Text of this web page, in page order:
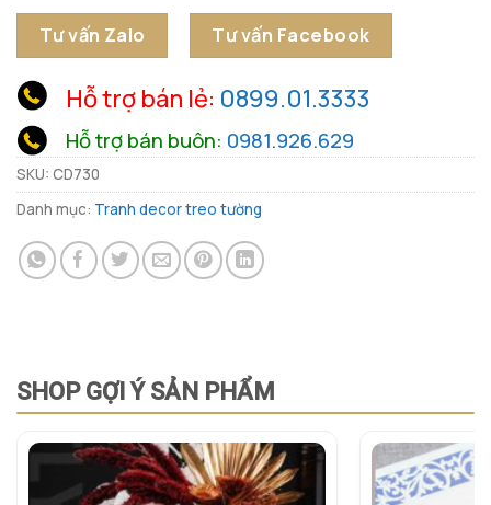
Tư vấn Zalo Tư vấn Facebook
Hỗ trợ bán lẻ: 0899.01.3333
Hỗ trợ bán buôn: 0981.926.629
SKU: CD730
Danh mục: Tranh decor treo tường
SHOP GỢI Ý SẢN PHẨM